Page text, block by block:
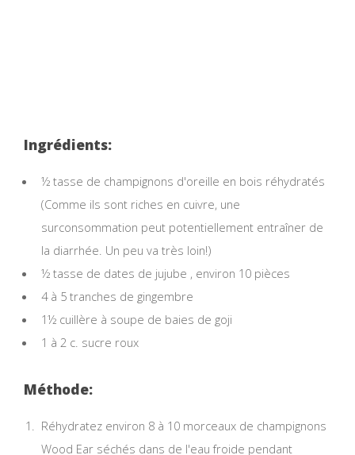
Ingrédients:
½ tasse de champignons d'oreille en bois réhydratés
(Comme ils sont riches en cuivre, une
surconsommation peut potentiellement entraîner de
la diarrhée. Un peu va très loin!)
½ tasse de dates de jujube , environ 10 pièces
4 à 5 tranches de gingembre
1½ cuillère à soupe de baies de goji
1 à 2 c. sucre roux
Méthode:
Réhydratez environ 8 à 10 morceaux de champignons
Wood Ear séchés dans de l'eau froide pendant